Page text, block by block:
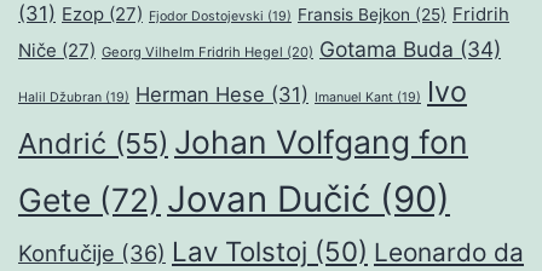
(31) Ezop (27) Fjodor Dostojevski (19) Fransis Bejkon (25) Fridrih
Niče (27) Georg Vilhelm Fridrih Hegel (20) Gotama Buda (34)
Halil Džubran (19) Herman Hese (31) Imanuel Kant (19)
Ivo
Andrić (55) Johan Volfgang fon
Gete (72) Jovan Dučić (90)
Konfučije (36) Lav Tolstoj (50) Leonardo da